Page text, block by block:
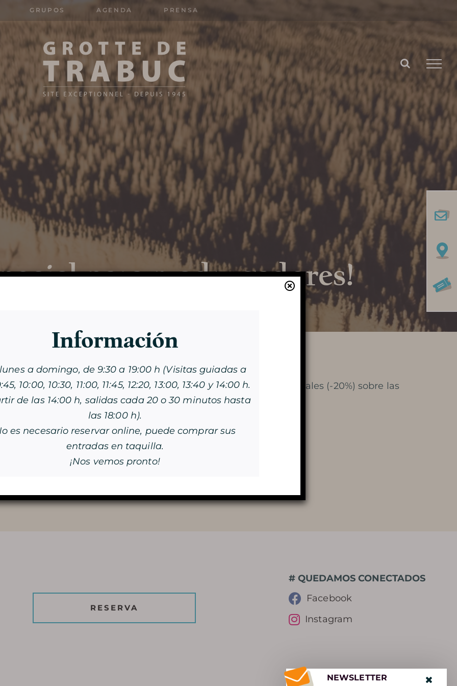
GRUPOS AGENDA PRENSA
Cueva
VISITA LA CUEVA
LA DOBLE VISITA
VISITA CON VELAS
LA MAGIA DE LAS LUCES DE
Aprende más
REVISTA DE PRENSA
RESERVA
Search
for:
para madrugadores!
9.45 am y10.00 ampara beneficiarse de tarifas muy preferenciales (-20%) sobre las
obtener sus asientos!
RESERVA
# QUEDAMOS CONECTADOS
Facebook
Instagram
NEWSLETTER
Información
a domingo, de 9:30 a 19:00 h (Visitas guiadas a
10:00, 10:30, 11:00, 11:45, 12:20, 13:00, 13:40 y 14:00 h.
de las 14:00 h, salidas cada 20 o 30 minutos hasta
las 18:00 h).
es necesario reservar online, puede comprar sus
entradas en taquilla.
¡Nos vemos pronto!